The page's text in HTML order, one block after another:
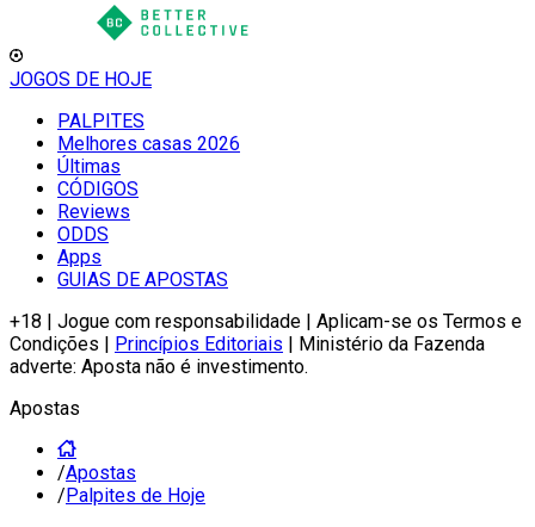
JOGOS DE HOJE
PALPITES
Melhores casas 2026
Últimas
CÓDIGOS
Reviews
ODDS
Apps
GUIAS DE APOSTAS
+18 | Jogue com responsabilidade | Aplicam-se os Termos e
Condições | Princípios Editoriais | Ministério da Fazenda
adverte: Aposta não é investimento.
Apostas
/Apostas
/Palpites de Hoje